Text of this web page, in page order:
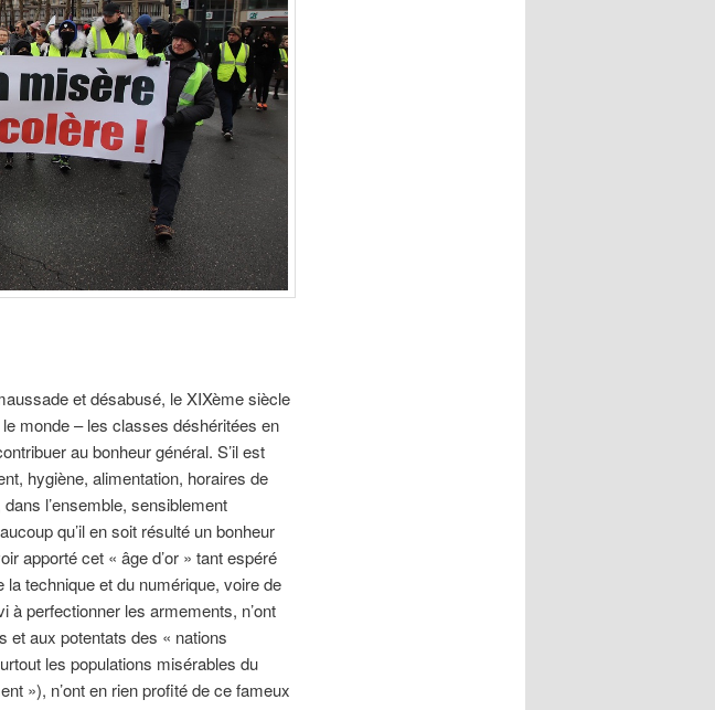
et désabusé, le XIXème siècle
le monde – les classes déshéritées en
au bonheur général. S’il est
hygiène, alimentation, horaires de
l’ensemble, sensiblement
qu’il en soit résulté un bonheur
apporté cet « âge d’or » tant espéré
technique et du numérique, voire de
à perfectionner les armements, n’ont
et aux potentats des « nations
les populations misérables du
»), n’ont en rien profité de ce fameux